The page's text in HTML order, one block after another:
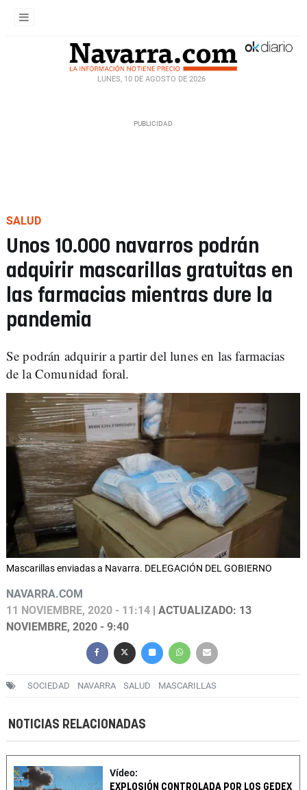
LUNES, 10 DE AGOSTO DE 2026
SALUD
Unos 10.000 navarros podrán
adquirir mascarillas gratuitas en
las farmacias mientras dure la
pandemia
Se podrán adquirir a partir del lunes en las farmacias
de la Comunidad foral.
Mascarillas enviadas a Navarra. DELEGACIÓN DEL GOBIERNO
NAVARRA.COM
11 NOVIEMBRE, 2020 - 11:14 | ACTUALIZADO: 13
NOVIEMBRE, 2020 - 9:40
SOCIEDAD NAVARRA SALUD MASCARILLAS
NOTICIAS RELACIONADAS
Vídeo:
EXPLOSIÓN CONTROLADA POR LOS GEDEX